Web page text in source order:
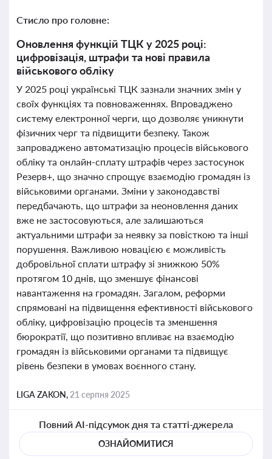
Стисло про головне:
Оновлення функцій ТЦК у 2025 році:
цифровізація, штрафи та нові правила
військового обліку
У 2025 році українські ТЦК зазнали значних змін у
своїх функціях та повноваженнях. Впроваджено
систему електронної черги, що дозволяє уникнути
фізичних черг та підвищити безпеку. Також
запроваджено автоматизацію процесів військового
обліку та онлайн-сплату штрафів через застосунок
Резерв+, що значно спрощує взаємодію громадян із
військовими органами. Зміни у законодавстві
передбачають, що штрафи за неоновлення даних
вже не застосовуються, але залишаються
актуальними штрафи за неявку за повісткою та інші
порушення. Важливою новацією є можливість
добровільної сплати штрафу зі знижкою 50%
протягом 10 днів, що зменшує фінансові
навантаження на громадян. Загалом, реформи
спрямовані на підвищення ефективності військового
обліку, цифровізацію процесів та зменшення
бюрократії, що позитивно впливає на взаємодію
громадян із військовими органами та підвищує
рівень безпеки в умовах воєнного стану.
LIGA ZAKON, 21 серпня 2025
Повний AI-підсумок дня та статті-джерела
ОЗНАЙОМИТИСЯ